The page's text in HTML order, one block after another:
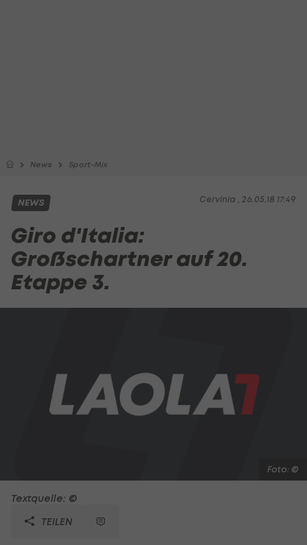
News Sport-Mix
Cervinia , 26.05.18 17:49
NEWS
Giro d'Italia:
Großschartner auf 20.
Etappe 3.
Foto: ©
Textquelle: ©
TEILEN